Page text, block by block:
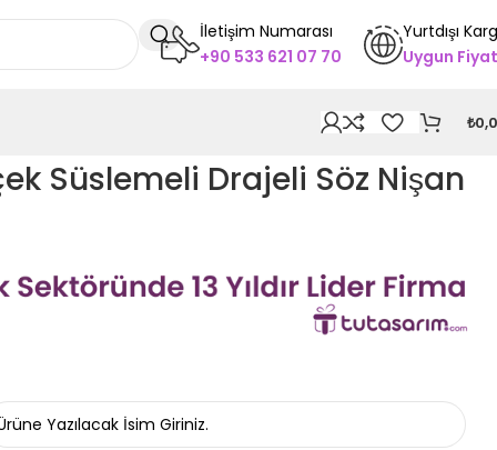
İletişim Numarası
+90 533 621 07 70
Yurtdışı
Uygun Fiyat
₺
Süslemeli Drajeli Söz Nişan